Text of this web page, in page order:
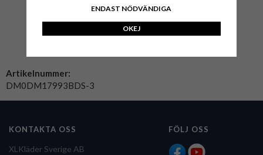
Artikelnummer:
DM0DM17993BDS-3
KONTAKTA OSS
XLKläder Sverige AB
FÖLJ OSS
ENDAST NÖDVÄNDIGA
OKEJ